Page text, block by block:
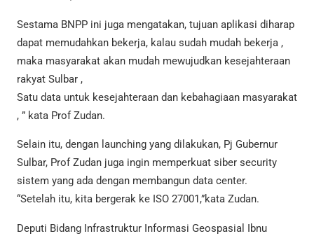
Sestama BNPP ini juga mengatakan, tujuan aplikasi diharap
dapat memudahkan bekerja, kalau sudah mudah bekerja ,
maka masyarakat akan mudah mewujudkan kesejahteraan
rakyat Sulbar ,
Satu data untuk kesejahteraan dan kebahagiaan masyarakat
, ” kata Prof Zudan.
Selain itu, dengan launching yang dilakukan, Pj Gubernur
Sulbar, Prof Zudan juga ingin memperkuat siber security
sistem yang ada dengan membangun data center.
“Setelah itu, kita bergerak ke ISO 27001,”kata Zudan.
Deputi Bidang Infrastruktur Informasi Geospasial Ibnu